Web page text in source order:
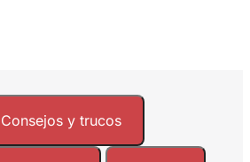
Consejos y trucos